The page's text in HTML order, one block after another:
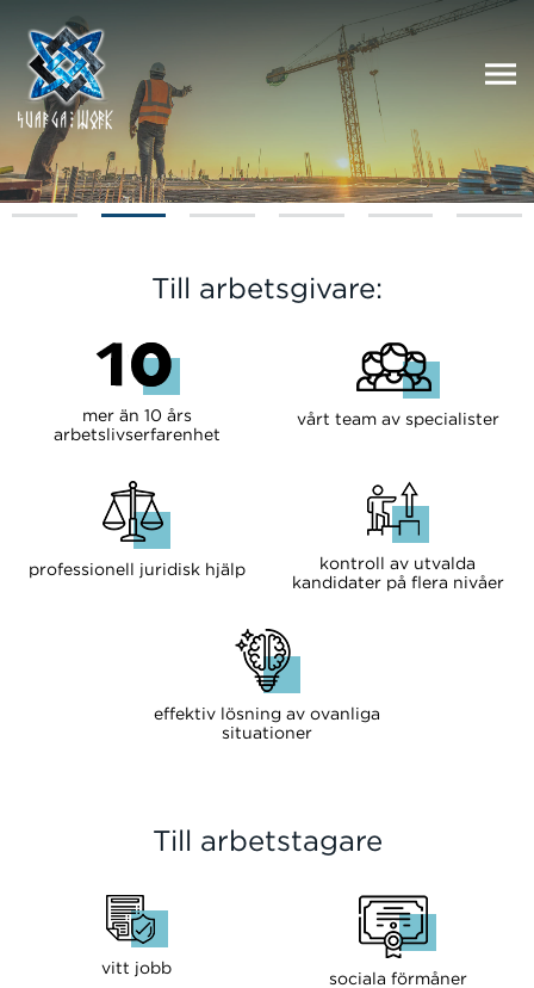
Till arbetsgivare:
mer än 10 års
arbetslivserfarenhet
vårt team av specialister
professionell juridisk hjälp
kontroll av utvalda
kandidater på flera nivåer
effektiv lösning av ovanliga
situationer
Till arbetstagare
vitt jobb
sociala förmåner